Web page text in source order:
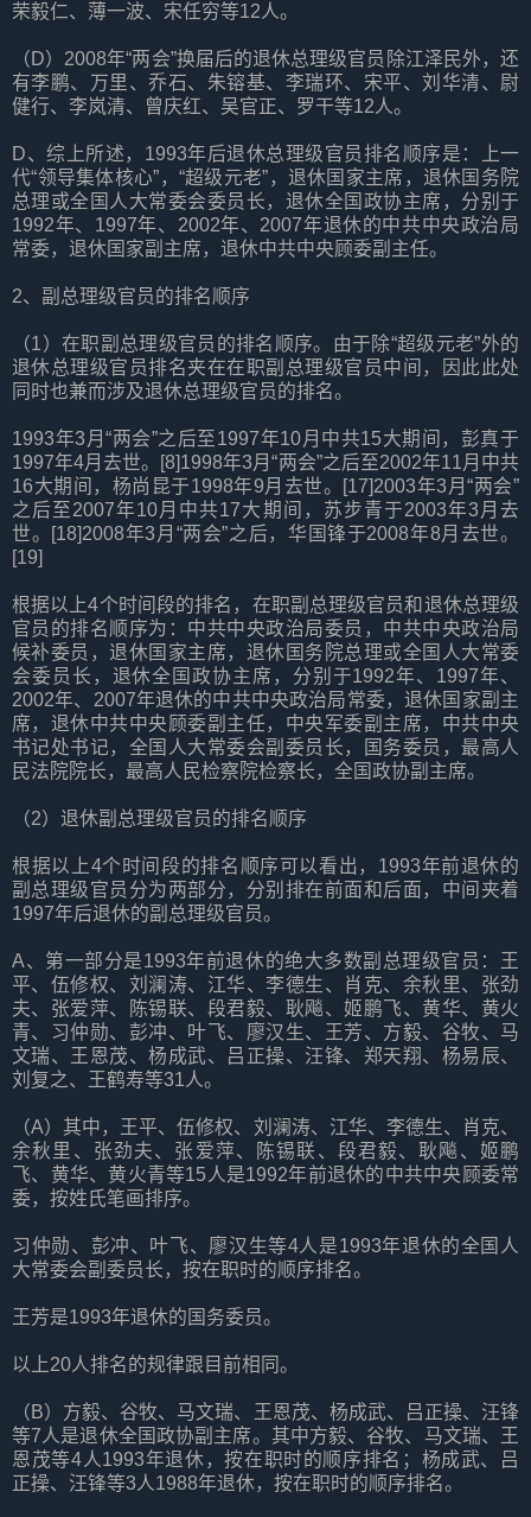
荣毅仁、薄一波、宋任穷等12人。
（D）2008年“两会”换届后的退休总理级官员除江泽民外，还
有李鹏、万里、乔石、朱镕基、李瑞环、宋平、刘华清、尉
健行、李岚清、曾庆红、吴官正、罗干等12人。
D、综上所述，1993年后退休总理级官员排名顺序是：上一
代“领导集体核心”，“超级元老”，退休国家主席，退休国务院
总理或全国人大常委会委员长，退休全国政协主席，分别于
1992年、1997年、2002年、2007年退休的中共中央政治局
常委，退休国家副主席，退休中共中央顾委副主任。
2、副总理级官员的排名顺序
（1）在职副总理级官员的排名顺序。由于除“超级元老”外的
退休总理级官员排名夹在在职副总理级官员中间，因此此处
同时也兼而涉及退休总理级官员的排名。
1993年3月“两会”之后至1997年10月中共15大期间，彭真于
1997年4月去世。[8]1998年3月“两会”之后至2002年11月中共
16大期间，杨尚昆于1998年9月去世。[17]2003年3月“两会”
之后至2007年10月中共17大期间，苏步青于2003年3月去
世。[18]2008年3月“两会”之后，华国锋于2008年8月去世。
[19]
根据以上4个时间段的排名，在职副总理级官员和退休总理级
官员的排名顺序为：中共中央政治局委员，中共中央政治局
候补委员，退休国家主席，退休国务院总理或全国人大常委
会委员长，退休全国政协主席，分别于1992年、1997年、
2002年、2007年退休的中共中央政治局常委，退休国家副主
席，退休中共中央顾委副主任，中央军委副主席，中共中央
书记处书记，全国人大常委会副委员长，国务委员，最高人
民法院院长，最高人民检察院检察长，全国政协副主席。
（2）退休副总理级官员的排名顺序
根据以上4个时间段的排名顺序可以看出，1993年前退休的
副总理级官员分为两部分，分别排在前面和后面，中间夹着
1997年后退休的副总理级官员。
A、第一部分是1993年前退休的绝大多数副总理级官员：王
平、伍修权、刘澜涛、江华、李德生、肖克、余秋里、张劲
夫、张爱萍、陈锡联、段君毅、耿飚、姬鹏飞、黄华、黄火
青、习仲勋、彭冲、叶飞、廖汉生、王芳、方毅、谷牧、马
文瑞、王恩茂、杨成武、吕正操、汪锋、郑天翔、杨易辰、
刘复之、王鹤寿等31人。
（A）其中，王平、伍修权、刘澜涛、江华、李德生、肖克、
余秋里、张劲夫、张爱萍、陈锡联、段君毅、耿飚、姬鹏
飞、黄华、黄火青等15人是1992年前退休的中共中央顾委常
委，按姓氏笔画排序。
习仲勋、彭冲、叶飞、廖汉生等4人是1993年退休的全国人
大常委会副委员长，按在职时的顺序排名。
王芳是1993年退休的国务委员。
以上20人排名的规律跟目前相同。
（B）方毅、谷牧、马文瑞、王恩茂、杨成武、吕正操、汪锋
等7人是退休全国政协副主席。其中方毅、谷牧、马文瑞、王
恩茂等4人1993年退休，按在职时的顺序排名；杨成武、吕
正操、汪锋等3人1988年退休，按在职时的顺序排名。